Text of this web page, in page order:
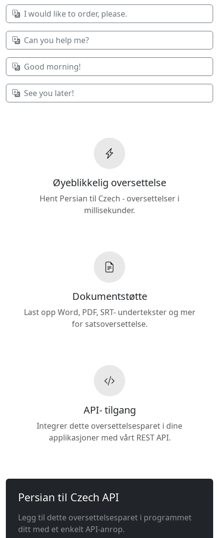
I would like to order, please.
Can you help me?
Good morning!
See you later!
Øyeblikkelig oversettelse
Hent Persian til Czech - oversettelser i
millisekunder.
Dokumentstøtte
Last opp Word, PDF, SRT- undertekster og mer
for satsoversettelse.
API- tilgang
Integrer dette oversettelsesparet i dine
applikasjoner med vårt REST API.
Persian til Czech API
Legg til dette oversettelsesparet i programmet
ditt med et enkelt API-anrop.